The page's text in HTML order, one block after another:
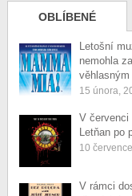
OBLÍBENÉ
Letošní
nemohla
věhlasným
15 února,
V červenci
Letňan po
10
V rámci